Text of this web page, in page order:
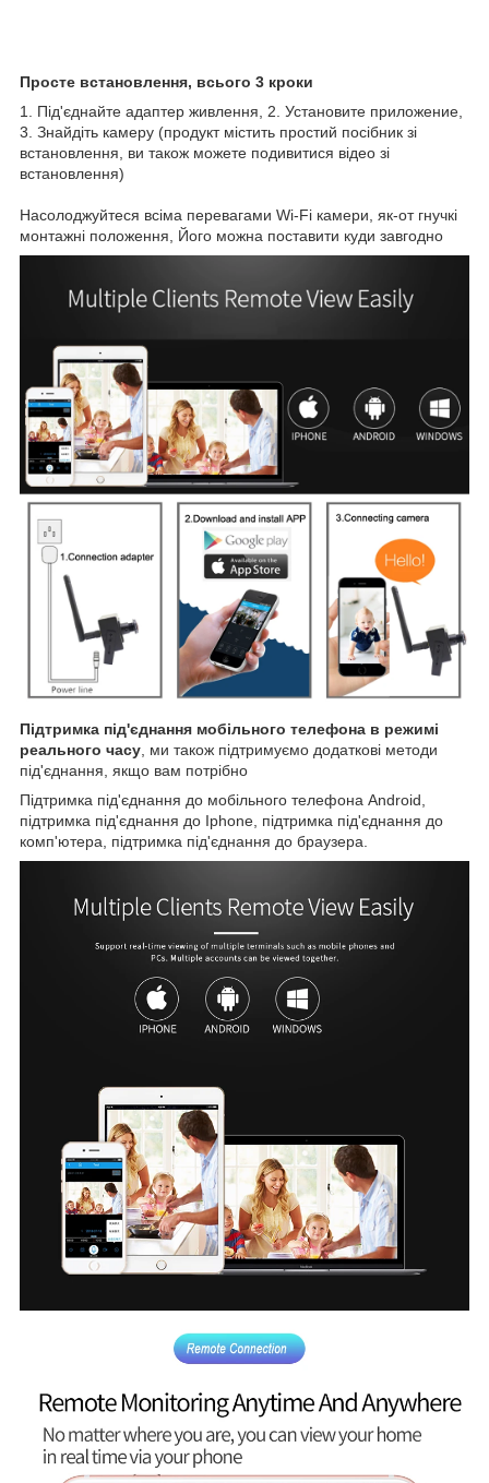
Просте встановлення, всього 3 кроки
1. Під'єднайте адаптер живлення, 2. Установите приложение,
3. Знайдіть камеру (продукт містить простий посібник зі
встановлення, ви також можете подивитися відео зі
встановлення)
Насолоджуйтеся всіма перевагами Wi-Fi камери, як-от гнучкі
монтажні положення, Його можна поставити куди завгодно
Підтримка під'єднання мобільного телефона в режимі
реального часу , ми також підтримуємо додаткові методи
під'єднання, якщо вам потрібно
Підтримка під'єднання до мобільного телефона Android,
підтримка під'єднання до Iphone, підтримка під'єднання до
комп'ютера, підтримка під'єднання до браузера.